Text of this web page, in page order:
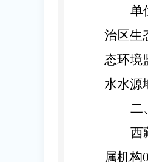
单
治区生
态环境
水水源
二
西
属机构0